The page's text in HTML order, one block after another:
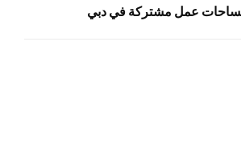
عمل مشتركة في دبي